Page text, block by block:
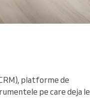
platforme de
pe care deja le